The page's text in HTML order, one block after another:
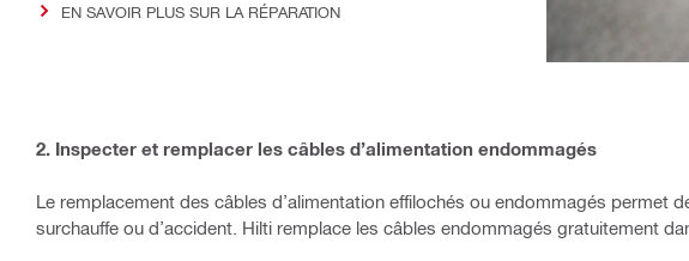
EN SAVOIR PLUS SUR LA RÉPARATION
2. Inspecter et remplacer les câbles d’alimentation endommagés
Le remplacement des câbles d’alimentation effilochés ou endommagés permet
surchauffe ou d’accident. Hilti remplace les câbles endommagés gratuitement